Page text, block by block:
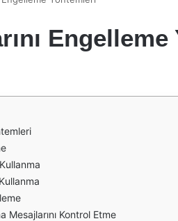
Kontrol Etme